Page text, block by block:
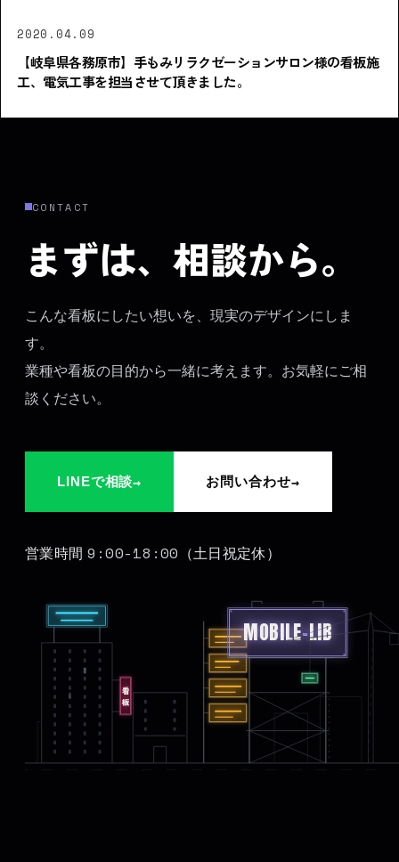
2020.04.09
【岐阜県各務原市】手もみリラクゼーションサロン様の看板施
工、電気工事を担当させて頂きました。
CONTACT
まずは、相談から。
こんな看板にしたい想いを、現実のデザインにしま
す。
業種や看板の目的から一緒に考えます。お気軽にご相
談ください。
LINEで相談→ お問い合わせ→
営業時間 9:00-18:00 （土日祝定休）
看板
MOBILE-LIB